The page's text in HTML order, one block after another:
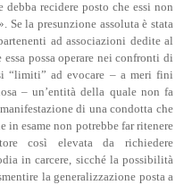
recidere posto che essi non
la presunzione assoluta è stata
ad associazioni dedite al
possa operare nei confronti di
“limiti” ad evocare – a meri fini
– un’entità della quale non fa
di una condotta che
in esame non potrebbe far ritenere
così elevata da richiedere
in carcere, sicché la possibilità
la generalizzazione posta a